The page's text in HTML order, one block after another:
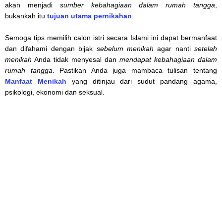
akan menjadi sumber kebahagiaan dalam rumah tangga
bukankah itu tujuan utama pernikahan
Semoga tips memilih calon istri secara Islami ini dapat bermanfaat
dan difahami dengan bijak sebelum menikah agar nanti setelah
menikah Anda tidak menyesal dan mendapat kebahagiaan dalam
rumah tangga . Pastikan Anda juga mambaca tulisan tentang
Manfaat Menikah yang ditinjau dari sudut pandang agama,
psikologi, ekonomi dan seksual.